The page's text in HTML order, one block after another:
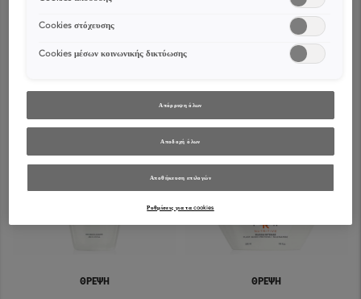
ΑΓΟΡΆΣΤΕ ONLINE ΑΓΟΡΆΣΤΕ ONLINE
ΘΡΈΨΗ ΘΡΈΨΗ
Cookies στόχευσης
Cookies μέσων κοινωνικής δικτύωσης
Απόρριψη όλων
Αποδοχή όλων
Αποθήκευση επιλογών
Ρυθμίσεις για τα cookies